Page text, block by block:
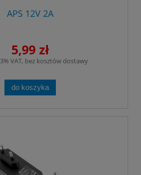
APS 12V 2A
5,99 zł
VAT, bez kosztów dostawy
do koszyka